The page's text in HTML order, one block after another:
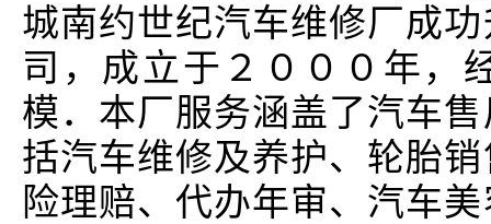
城南约世纪汽车维修厂成
司，成立于２０００年，
模．本厂服务涵盖了汽车
括汽车维修及养护、轮胎
险理赔、代办年审、汽车